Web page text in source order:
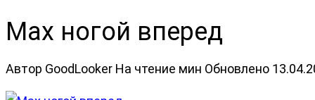
Мах ногой вперед
Автор GoodLooker На чтение мин Обновлено